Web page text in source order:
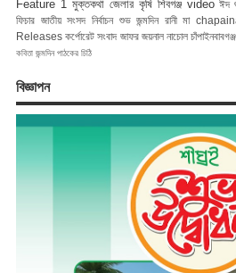
Feature 1 মুক্তকথা জেলার কৃষি শিবগঞ্জ video ঈদ
ফিচার জাতীয় সংসদ নির্বাচন শুভ জন্মদিন রানী মা
Releases কর্পোরেট সংবাদ জাফর জয়নাল নাচোল
কবিতা জন্মদিন পাঠকের চিঠি
বিজ্ঞাপন